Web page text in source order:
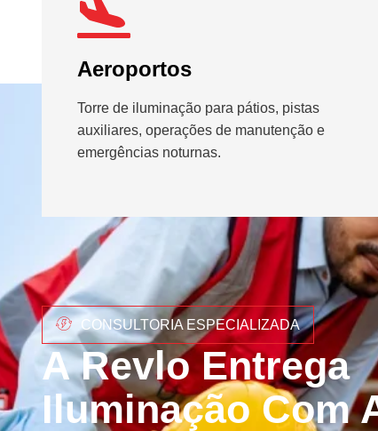
Aeroportos
Torre de iluminação para pátios, pistas
auxiliares, operações de manutenção e
emergências noturnas.
CONSULTORIA ESPECIALIZADA
A Revlo Entrega
Iluminação Com